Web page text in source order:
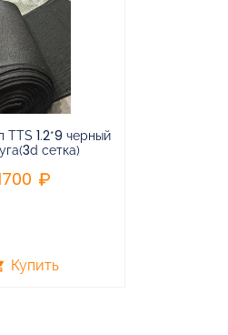
TTS 1.2*9 черный
сетка)
Купить